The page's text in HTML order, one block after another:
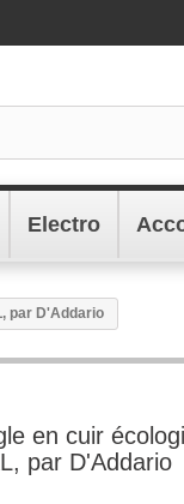
Electro
par D'Addario
en cuir
par D'Addario